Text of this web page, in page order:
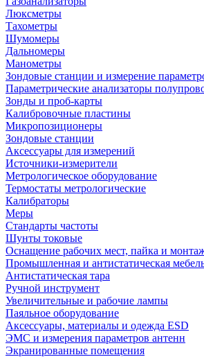
Люксметры
Тахометры
Шумомеры
Дальномеры
Манометры
Зондовые станции и измерение
Параметрические анализаторы
Зонды и проб-карты
Калибровочные пластины
Микропозиционеры
Зондовые станции
Аксессуары для измерений
Источники-измерители
Метрологическое оборудование
Термостаты метрологические
Калибраторы
Меры
Стандарты частоты
Шунты токовые
Оснащение рабочих мест, пайка и
Промышленная и антистатическая
Антистатическая тара
Ручной инструмент
Увеличительные и рабочие лампы
Паяльное оборудование
Аксессуары, материалы и одежда ESD
ЭМС и измерения параметров антенн
Экранированные помещения